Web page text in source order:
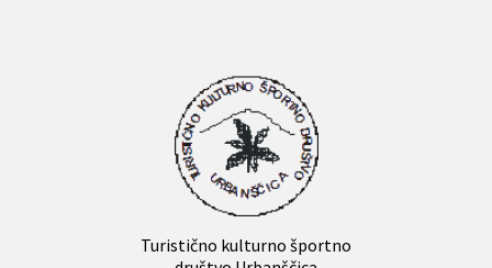
Turistično kulturno športno